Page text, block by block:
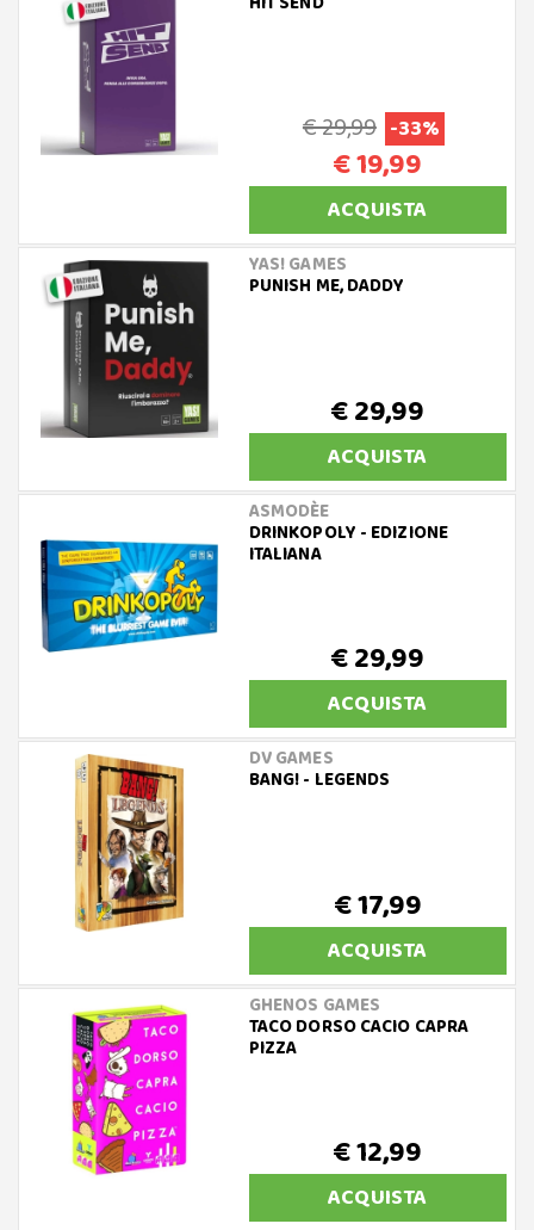
€ 29,99 -33%
€ 19,99
ACQUISTA
YAS! GAMES
PUNISH ME, DADDY
€ 29,99
ACQUISTA
ASMODÈE
DRINKOPOLY - EDIZIONE
ITALIANA
€ 29,99
ACQUISTA
DV GAMES
BANG! - LEGENDS
€ 17,99
ACQUISTA
GHENOS GAMES
TACO DORSO CACIO CAPRA
PIZZA
€ 12,99
ACQUISTA